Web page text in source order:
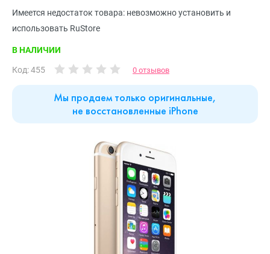
Имеется недостаток товара: невозможно установить и
использовать RuStore
В НАЛИЧИИ
Код: 455 0 отзывов
Мы продаем только оригинальные,
не восстановленные iPhone